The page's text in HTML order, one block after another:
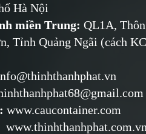
Hà Nội
miền Trung: QL1A,
Tỉnh Quảng Ngãi (cách
: www.caucontainer.com